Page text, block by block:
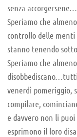
senza
Speriamo che
controllo delle menti
stanno tenendo
Speriamo che
venerdì pomeriggio,
compilare,
e davvero non li
esprimono il loro